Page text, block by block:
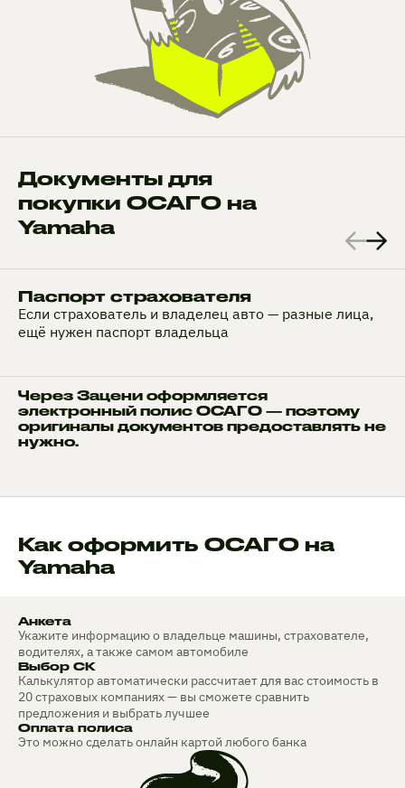
Документы для
покупки ОСАГО на
Yamaha
Паспорт страхователя
Если страхователь и владелец авто — разные лица,
ещё нужен паспорт владельца
Через Зацени оформляется
электронный полис ОСАГО — поэтому
оригиналы документов предоставлять не
нужно.
Как оформить ОСАГО на
Yamaha
Анкета
Укажите информацию о владельце машины, страхователе,
водителях, а также самом автомобиле
Выбор СК
Калькулятор автоматически рассчитает для вас стоимость в
20 страховых компаниях — вы сможете сравнить
предложения и выбрать лучшее
Оплата полиса
Это можно сделать онлайн картой любого банка